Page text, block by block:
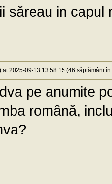
săreau in capul
) at 2025-09-13 13:58:15 (46 săptămâni în
pe anumite
română,